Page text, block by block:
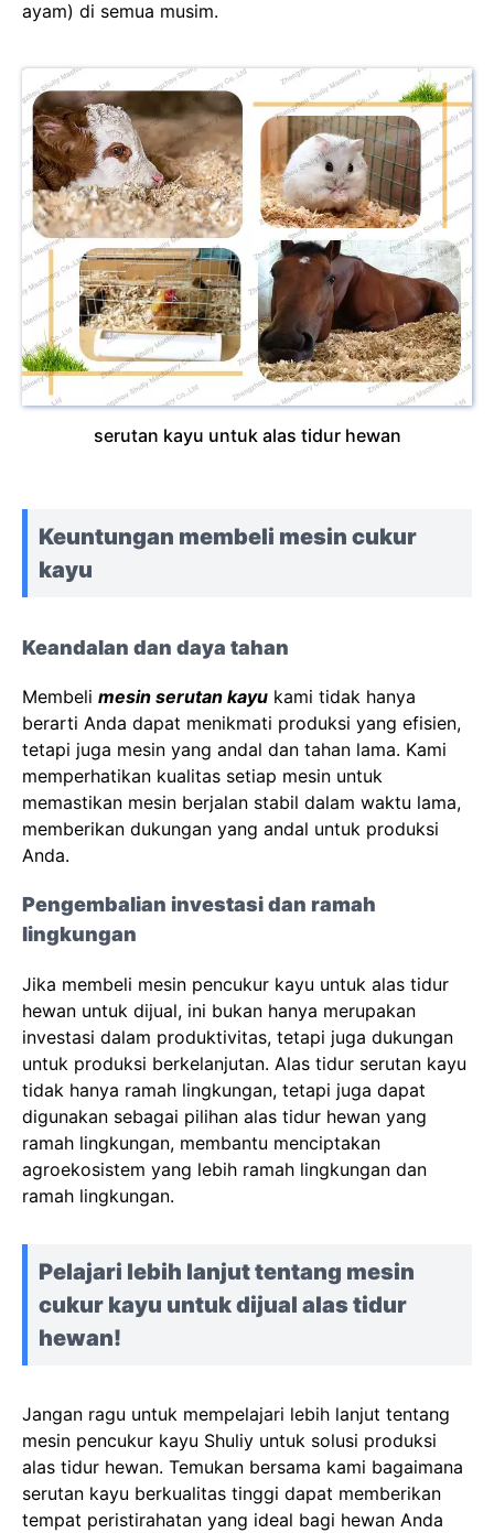
ayam) di semua musim.
serutan kayu untuk alas tidur hewan
Keuntungan membeli mesin cukur
kayu
Keandalan dan daya tahan
Membeli mesin serutan kayu kami tidak hanya
berarti Anda dapat menikmati produksi yang efisien,
tetapi juga mesin yang andal dan tahan lama. Kami
memperhatikan kualitas setiap mesin untuk
memastikan mesin berjalan stabil dalam waktu lama,
memberikan dukungan yang andal untuk produksi
Anda.
Pengembalian investasi dan ramah
lingkungan
Jika membeli mesin pencukur kayu untuk alas tidur
hewan untuk dijual, ini bukan hanya merupakan
investasi dalam produktivitas, tetapi juga dukungan
untuk produksi berkelanjutan. Alas tidur serutan kayu
tidak hanya ramah lingkungan, tetapi juga dapat
digunakan sebagai pilihan alas tidur hewan yang
ramah lingkungan, membantu menciptakan
agroekosistem yang lebih ramah lingkungan dan
ramah lingkungan.
Pelajari lebih lanjut tentang mesin
cukur kayu untuk dijual alas tidur
hewan!
Jangan ragu untuk mempelajari lebih lanjut tentang
mesin pencukur kayu Shuliy untuk solusi produksi
alas tidur hewan. Temukan bersama kami bagaimana
serutan kayu berkualitas tinggi dapat memberikan
tempat peristirahatan yang ideal bagi hewan Anda